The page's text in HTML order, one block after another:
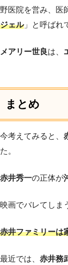
野医院を営み、医
ジェル」と呼ばれ
メアリー世良は、
まとめ
今考えてみると、
た。
赤井秀一の正体が
映画でバレてしま
赤井ファミリーは
最近では、 赤井務